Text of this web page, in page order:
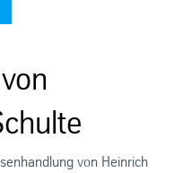
von Heinrich